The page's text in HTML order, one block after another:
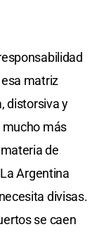
matriz
distorsiva y
mucho más
de
Argentina
divisas.
se caen